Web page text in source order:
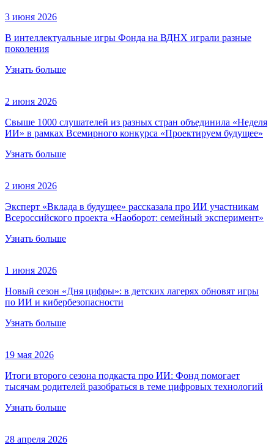
3 июня 2026
В интеллектуальные игры Фонда на ВДНХ играли разные
поколения
Узнать больше
2 июня 2026
Свыше 1000 слушателей из разных стран объединила «Неделя
ИИ» в рамках Всемирного конкурса «Проектируем будущее»
Узнать больше
2 июня 2026
Эксперт «Вклада в будущее» рассказала про ИИ участникам
Всероссийского проекта «Наоборот: семейный эксперимент»
Узнать больше
1 июня 2026
Новый сезон «Дня цифры»: в детских лагерях обновят игры
по ИИ и кибербезопасности
Узнать больше
19 мая 2026
Итоги второго сезона подкаста про ИИ: Фонд помогает
тысячам родителей разобраться в теме цифровых технологий
Узнать больше
28 апреля 2026